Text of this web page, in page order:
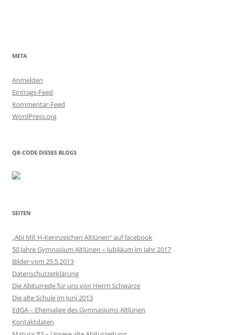
META
Anmelden
Eintrags-Feed
Kommentar-Feed
WordPress.org
QR-CODE DIESES BLOGS
SEITEN
„Abi Mit H-Kennzeichen Altlünen“ auf facebook
50 Jahre Gymnasium Altlünen – Jubiläum im Jahr 2017
Bilder vom 25.5.2013
Datenschutzerklärung
Die Abiturrede für uns von Herrn Schwarze
Die alte Schule im Juni 2013
EdGA – Ehemalige des Gymnasiums Altlünen
Kontaktdaten